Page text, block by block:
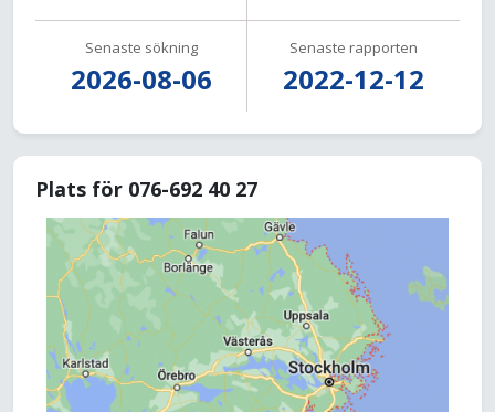
Senaste sökning
2026-08-06
Senaste rapporten
2022-12-12
Plats för 076-692 40 27